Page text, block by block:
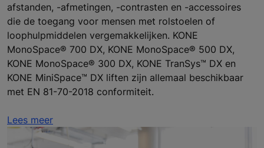
afstanden, -afmetingen, -contrasten en -accessoires
die de toegang voor mensen met rolstoelen of
loophulpmiddelen vergemakkelijken. KONE
MonoSpace® 700 DX, KONE MonoSpace® 500 DX,
KONE MonoSpace® 300 DX, KONE TranSys™ DX en
KONE MiniSpace™ DX liften zijn allemaal beschikbaar
met EN 81-70-2018 conformiteit.
Lees meer